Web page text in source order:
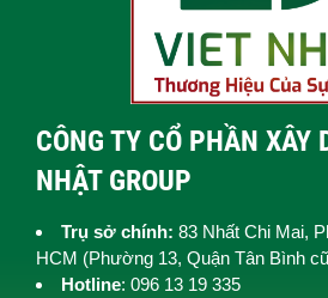
CÔNG TY CỔ PHẦN XÂY
NHẬT GROUP
Trụ sở chính: 83 Nhất Chi Mai,
HCM (Phường 13, Quận Tân Bình
Hotline: 096 13 19 335